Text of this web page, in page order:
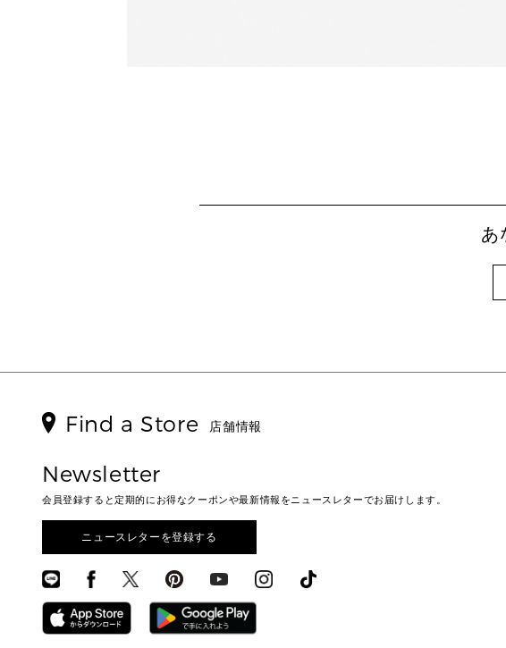
あ
Find a Store 店舗情報
Newsletter
会員登録すると定期的にお得なクーポンや最新情報をニュースレターでお届けします。
ニュースレターを登録する